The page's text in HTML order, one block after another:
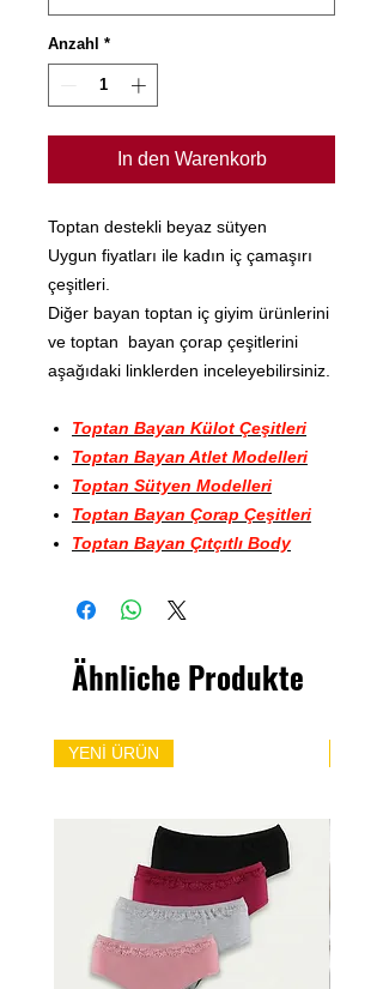
Anzahl *
In den Warenkorb
Toptan destekli beyaz sütyen
Uygun fiyatları ile kadın iç çamaşırı
çeşitleri.
Diğer bayan toptan iç giyim ürünlerini
ve toptan bayan çorap çeşitlerini
aşağıdaki linklerden inceleyebilirsiniz.
Toptan Bayan Külot Çeşitleri
Toptan Bayan Atlet Modelleri
Toptan Sütyen Modelleri
Toptan Bayan Çorap Çeşitleri
Toptan Bayan Çıtçıtlı Body
Ähnliche Produkte
YENİ ÜRÜN